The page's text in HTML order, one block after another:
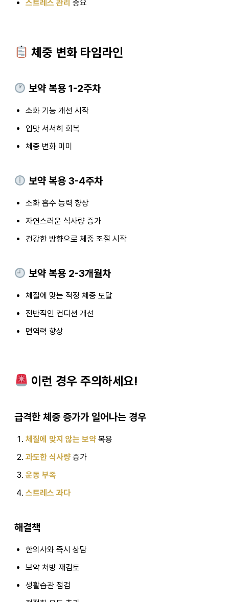
스트레스 관리 중요
체중 변화 타임라인
보약 복용 1-2주차
소화 기능 개선 시작
입맛 서서히 회복
체중 변화 미미
보약 복용 3-4주차
소화 흡수 능력 향상
자연스러운 식사량 증가
건강한 방향으로 체중 조절 시작
보약 복용 2-3개월차
체질에 맞는 적정 체중 도달
전반적인 컨디션 개선
면역력 향상
이런 경우 주의하세요!
급격한 체중 증가가 일어나는 경우
체질에 맞지 않는 보약 복용
과도한 식사량 증가
운동 부족
스트레스 과다
해결책
한의사와 즉시 상담
보약 처방 재검토
생활습관 점검